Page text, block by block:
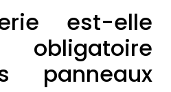
est-elle
obligatoire
panneaux